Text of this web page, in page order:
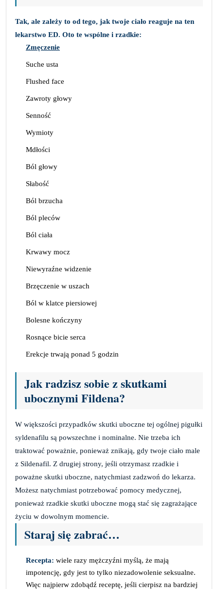
Tak, ale zależy to od tego, jak twoje ciało reaguje na ten
lekarstwo ED. Oto te wspólne i rzadkie:
Zmęczenie
Suche usta
Flushed face
Zawroty głowy
Senność
Wymioty
Mdłości
Ból głowy
Słabość
Ból brzucha
Ból pleców
Ból ciała
Krwawy mocz
Niewyraźne widzenie
Brzęczenie w uszach
Ból w klatce piersiowej
Bolesne kończyny
Rosnące bicie serca
Erekcje trwają ponad 5 godzin
Jak radzisz sobie z skutkami
ubocznymi Fildena?
W większości przypadków skutki uboczne tej ogólnej pigułki
syldenafilu są powszechne i nominalne. Nie trzeba ich
traktować poważnie, ponieważ znikają, gdy twoje ciało male
z Sildenafil. Z drugiej strony, jeśli otrzymasz rzadkie i
poważne skutki uboczne, natychmiast zadzwoń do lekarza.
Możesz natychmiast potrzebować pomocy medycznej,
ponieważ rzadkie skutki uboczne mogą stać się zagrażające
życiu w dowolnym momencie.
Staraj się zabrać…
Recepta: wiele razy mężczyźni myślą, że mają
impotencję, gdy jest to tylko niezadowolenie seksualne.
Więc najpierw zdobądź receptę, jeśli cierpisz na bardziej